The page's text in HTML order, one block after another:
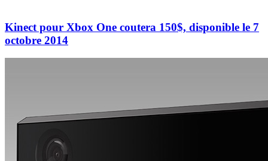
Kinect pour Xbox One coutera 150$, disponible le 7
octobre 2014